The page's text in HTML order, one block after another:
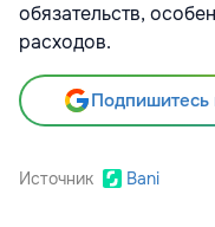
обязательств,
расходов.
Подпишитесь
Источник Bani